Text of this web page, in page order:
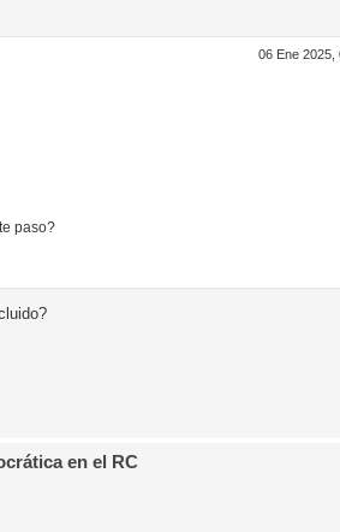
06 Ene 2025,
paso?
en el RC